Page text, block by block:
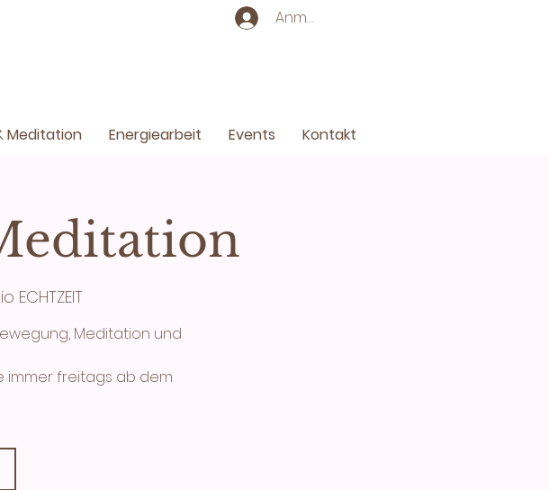
Anmelden
Meditation Energiearbeit Events Kontakt
ECHTZEIT
Meditation und
immer freitags ab dem